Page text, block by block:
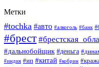
Метки
#tochka #авто #алкоголь #банк
#брест
#дальнобойщик #деньга
#индия #ип #китай #кобрин